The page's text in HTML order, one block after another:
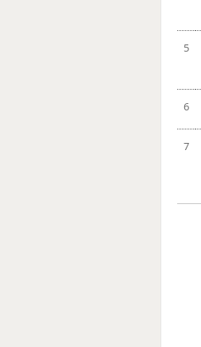
5
6
7